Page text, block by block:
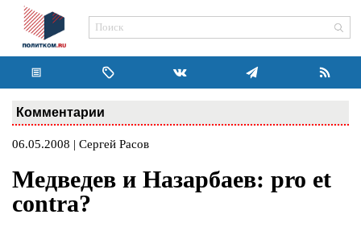
Комментарии
06.05.2008 | Сергей Расов
Медведев и Назарбаев: pro et
contra?